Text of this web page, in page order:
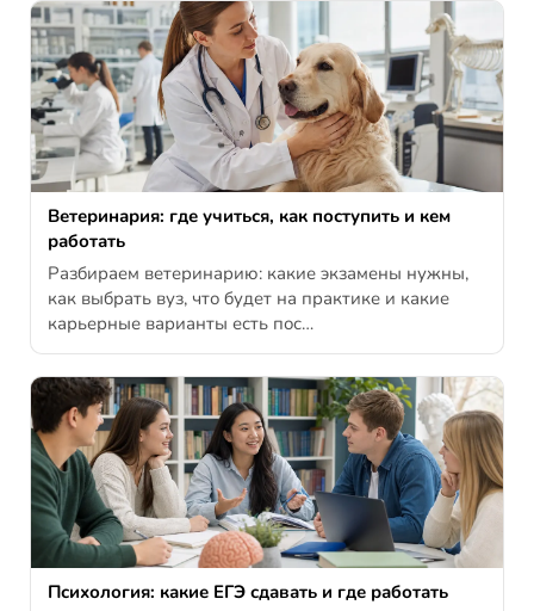
Ветеринария: где учиться, как поступить и кем
работать
Разбираем ветеринарию: какие экзамены нужны,
как выбрать вуз, что будет на практике и какие
карьерные варианты есть пос…
Психология: какие ЕГЭ сдавать и где работать